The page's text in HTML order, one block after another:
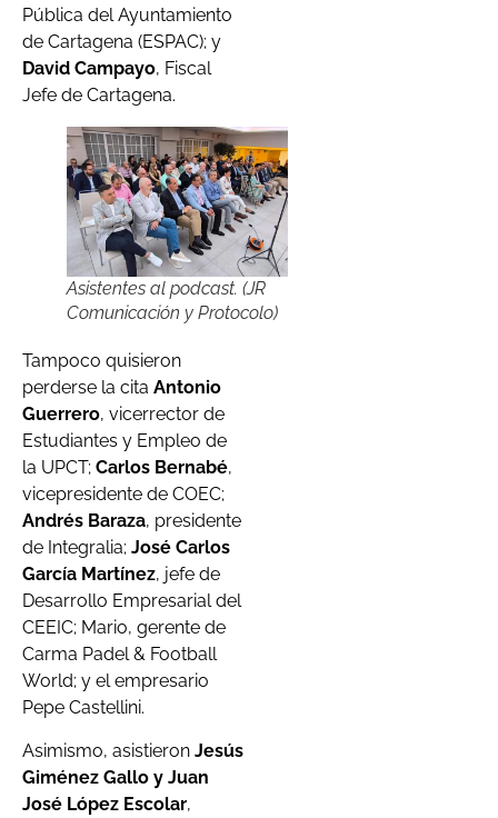
Pública del Ayuntamiento
de Cartagena (ESPAC); y
David Campayo, Fiscal
Jefe de Cartagena.
Asistentes al podcast. (JR
Comunicación y Protocolo)
Tampoco quisieron
perderse la cita Antonio
Guerrero, vicerrector de
Estudiantes y Empleo de
la UPCT; Carlos Bernabé,
vicepresidente de COEC;
Andrés Baraza, presidente
de Integralia; José Carlos
García Martínez, jefe de
Desarrollo Empresarial del
CEEIC; Mario, gerente de
Carma Padel & Football
World; y el empresario
Pepe Castellini.
Asimismo, asistieron Jesús
Giménez Gallo y Juan
José López Escolar,